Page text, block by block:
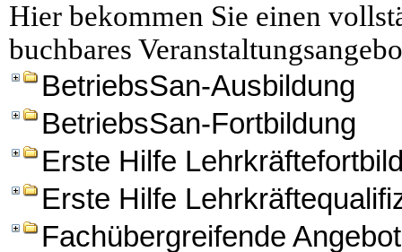
Hier bekommen Sie einen
buchbares
BetriebsSan-Ausbildung
BetriebsSan-Fortbildung
Erste Hilfe
Erste Hilfe
Fachübergreifende